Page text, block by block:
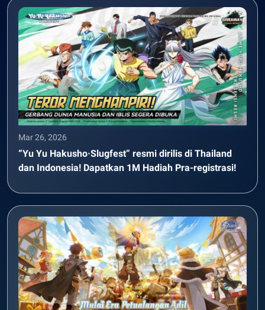
Mar 26, 2026
“Yu Yu Hakusho·Slugfest” resmi dirilis di Thailand
dan Indonesia! Dapatkan 1M Hadiah Pra-registrasi!